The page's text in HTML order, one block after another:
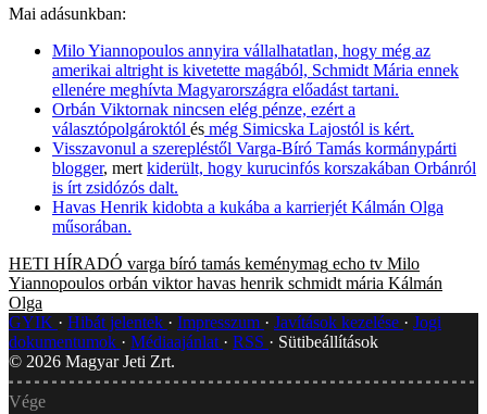
Mai adásunkban:
Milo Yiannopoulos annyira vállalhatatlan, hogy még az
amerikai altright is kivetette magából, Schmidt Mária ennek
ellenére meghívta Magyarországra előadást tartani.
Orbán Viktornak nincsen elég pénze, ezért a
választópolgároktól és még Simicska Lajostól is kért.
Visszavonul a szerepléstől Varga-Bíró Tamás kormánypárti
blogger, mert kiderült, hogy kurucinfós korszakában Orbánról
is írt zsidózós dalt.
Havas Henrik kidobta a kukába a karrierjét Kálmán Olga
műsorában.
HETI HÍRADÓ varga bíró tamás keménymag echo tv Milo
Yiannopoulos orbán viktor havas henrik schmidt mária Kálmán
Olga
GYIK
Hibát jelentek Impresszum Javítások kezelése
Jogi
dokumentumok
Médiaajánlat RSS
Sütibeállítások
© 2026 Magyar Jeti Zrt.
Vége